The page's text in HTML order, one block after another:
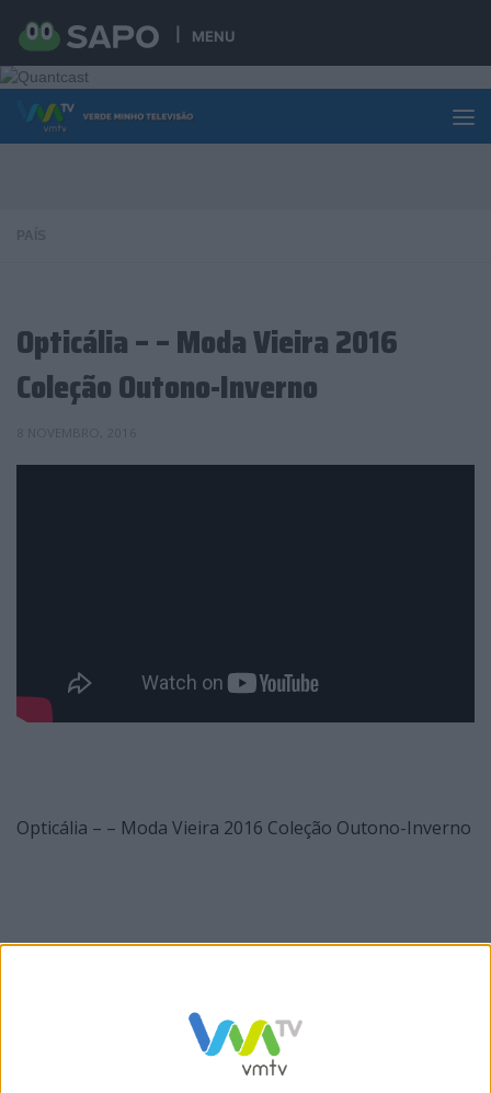
MENU
Skip to content
Opticália – – Moda Vieira 2016
Coleção Outono-Inverno
Opticália – – Moda Vieira 2016 Coleção Outono-Inverno
Moda Vieira 2016 Coleção Outono-Inverno